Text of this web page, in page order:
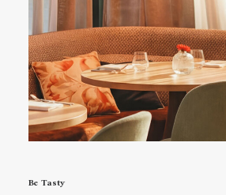
Be Tasty